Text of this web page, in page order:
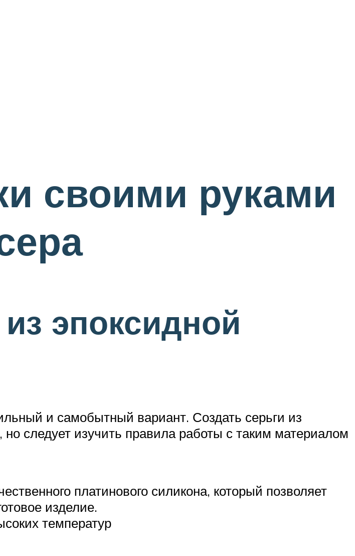
своими руками
эпоксидной
и самобытный вариант. Создать серьги из
следует изучить правила работы с таким материалом
платинового силикона, который позволяет
изделие.
температур